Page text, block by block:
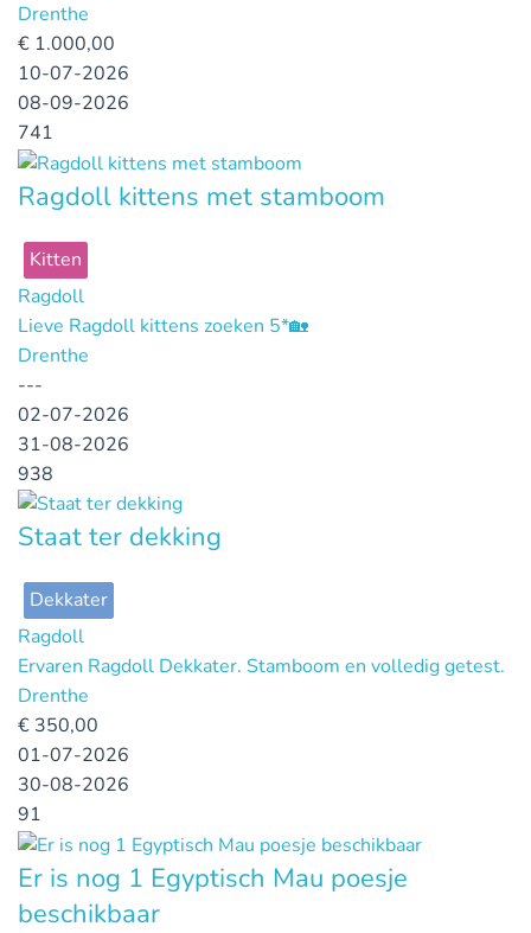
Drenthe
€ 1.000,00
10-07-2026
08-09-2026
741
Ragdoll kittens met stamboom
Kitten
Ragdoll
Lieve Ragdoll kittens zoeken 5*🏡
Drenthe
---
02-07-2026
31-08-2026
938
Staat ter dekking
Dekkater
Ragdoll
Ervaren Ragdoll Dekkater. Stamboom en volledig getest.
Drenthe
€ 350,00
01-07-2026
30-08-2026
91
Er is nog 1 Egyptisch Mau poesje
beschikbaar